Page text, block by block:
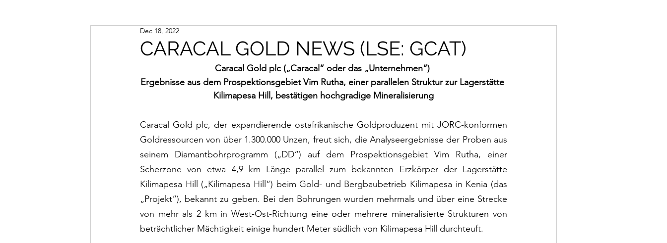
CARACAL GOLD NEWS (LSE: GCAT)
Dec 18, 2022
Caracal Gold plc („Caracal“ oder das „Unternehmen“)
Ergebnisse aus dem Prospektionsgebiet Vim Rutha, einer parallelen Struktur zur Lagerstätte
Kilimapesa Hill, bestätigen hochgradige Mineralisierung
Caracal Gold plc, der expandierende ostafrikanische Goldproduzent mit JORC-konformen
Goldressourcen von über 1.300.000 Unzen, freut sich, die Analyseergebnisse der Proben aus
seinem Diamantbohrprogramm („DD“) auf dem Prospektionsgebiet Vim Rutha, einer
Scherzone von etwa 4,9 km Länge parallel zum bekannten Erzkörper der Lagerstätte
Kilimapesa Hill („Kilimapesa Hill“) beim Gold- und Bergbaubetrieb Kilimapesa in Kenia (das
„Projekt“), bekannt zu geben. Bei den Bohrungen wurden mehrmals und über eine Strecke
von mehr als 2 km in West-Ost-Richtung eine oder mehrere mineralisierte Strukturen von
beträchtlicher Mächtigkeit einige hundert Meter südlich von Kilimapesa Hill durchteuft.